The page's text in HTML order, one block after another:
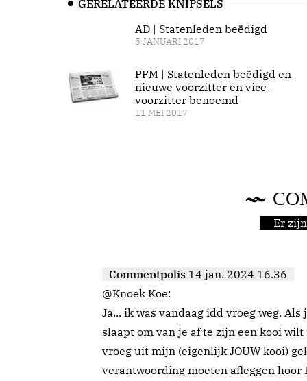
GERELATEERDE KNIPSELS
AD | Statenleden beëdigd
5 JANUARI 2017
PFM | Statenleden beëdigd en
nieuwe voorzitter en vice-
voorzitter benoemd
11 MEI 2017
Er
Commentpolis 14 jan. 2024 16.36
@Knoek Koe:
Ja... ik was vandaag idd vroeg weg.
slaapt om van je af te zijn een kooi
vroeg uit mijn (eigenlijk JOUW kooi)
verantwoording moeten afleggen hoor